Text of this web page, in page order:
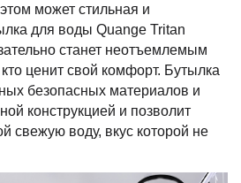
может стильная и
для воды Quange Tritan
станет неотъемлемым
ценит свой комфорт. Бутылка
безопасных материалов и
конструкцией и позволит
свежую воду, вкус которой не